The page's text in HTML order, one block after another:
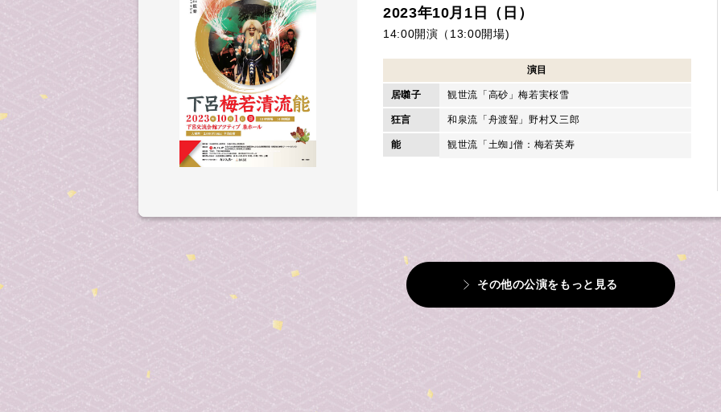
2023年10月1日（日）
14:00開演（13:00開場)
演目
居囃子 観世流「高砂」梅若実桜雪
狂言 和泉流「舟渡聟」野村又三郎
能 観世流「土蜘｣僧：梅若英寿
その他の公演をもっと見る